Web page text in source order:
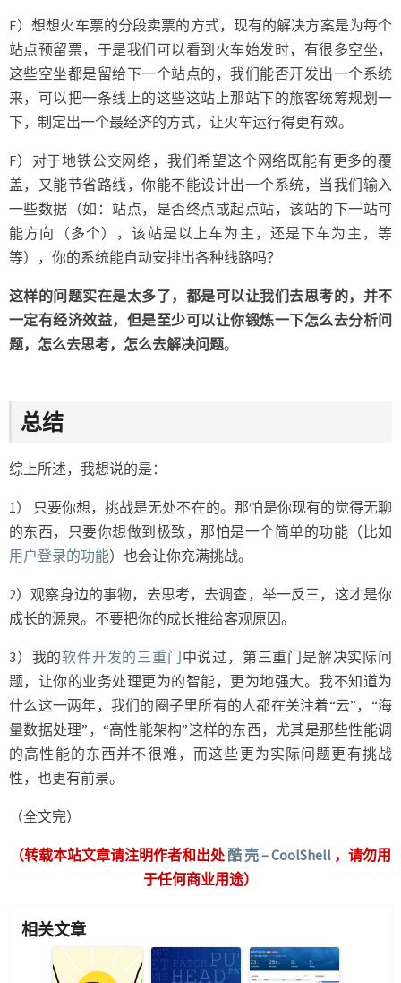
E）想想火车票的分段卖票的方式，现有的解决方案是为每个
站点预留票，于是我们可以看到火车始发时，有很多空坐，
这些空坐都是留给下一个站点的，我们能否开发出一个系统
来，可以把一条线上的这些这站上那站下的旅客统筹规划一
下，制定出一个最经济的方式，让火车运行得更有效。
F）对于地铁公交网络，我们希望这个网络既能有更多的覆
盖，又能节省路线，你能不能设计出一个系统，当我们输入
一些数据（如：站点，是否终点或起点站，该站的下一站可
能方向（多个），该站是以上车为主，还是下车为主，等
等），你的系统能自动安排出各种线路吗？
这样的问题实在是太多了，都是可以让我们去思考的，并不
一定有经济效益，但是至少可以让你锻炼一下怎么去分析问
题，怎么去思考，怎么去解决问题。
总结
综上所述，我想说的是：
1） 只要你想，挑战是无处不在的。那怕是你现有的觉得无聊
的东西，只要你想做到极致，那怕是一个简单的功能（比如
用户登录的功能）也会让你充满挑战。
2）观察身边的事物，去思考，去调查，举一反三，这才是你
成长的源泉。不要把你的成长推给客观原因。
3）我的软件开发的三重门 中说过，第三重门是解决实际问
题，让你的业务处理更为的智能，更为地强大。我不知道为
什么这一两年，我们的圈子里所有的人都在关注着“云”，“海
量数据处理”，“高性能架构”这样的东西，尤其是那些性能调
的高性能的东西并不很难，而这些更为实际问题更有挑战
性，也更有前景。
（全文完）
（转载本站文章请注明作者和出处酷 壳 – CoolShell ，请勿用
于任何商业用途）
相关文章